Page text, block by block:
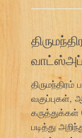
வாட்ஸ்அப்
படித்து